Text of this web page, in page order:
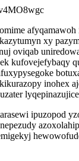
afyqamawoh
xy
oviqab
kufovejefybaqy
inohex
ipuzopod